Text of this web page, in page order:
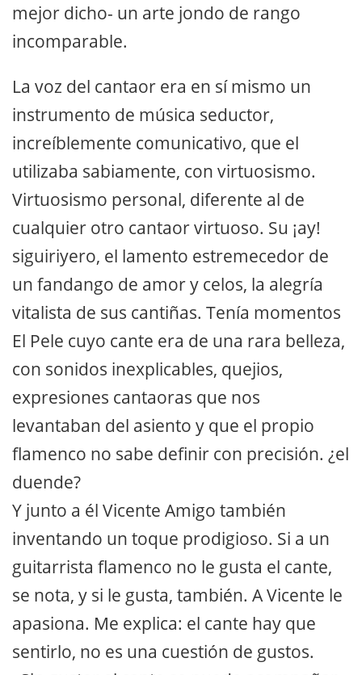
mejor dicho- un arte jondo de rango
incomparable.
La voz del cantaor era en sí mismo un
instrumento de música seductor,
increíblemente comunicativo, que el
utilizaba sabiamente, con virtuosismo.
Virtuosismo personal, diferente al de
cualquier otro cantaor virtuoso. Su ¡ay!
siguiriyero, el lamento estremecedor de
un fandango de amor y celos, la alegría
vitalista de sus cantiñas. Tenía momentos
El Pele cuyo cante era de una rara belleza,
con sonidos inexplicables, quejios,
expresiones cantaoras que nos
levantaban del asiento y que el propio
flamenco no sabe definir con precisión. ¿el
duende?
Y junto a él Vicente Amigo también
inventando un toque prodigioso. Si a un
guitarrista flamenco no le gusta el cante,
se nota, y si le gusta, también. A Vicente le
apasiona. Me explica: el cante hay que
sentirlo, no es una cuestión de gustos.